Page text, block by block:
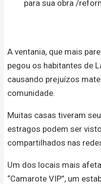
para sua obra /
A ventania, que mais
pegou os habitantes de
causando prejuízos
comunidade.
Muitas casas tiveram
estragos podem ser
compartilhados nas
Um dos locais mais
“Camarote VIP”, um